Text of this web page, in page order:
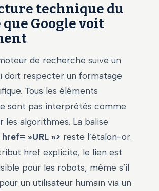
technique du
que Google voit
de recherche suive un
doit respecter un formatage
Tous les éléments
sont pas interprétés comme
les algorithmes. La balise
href= »URL »> reste l’étalon-or.
href explicite, le lien est
pour les robots, même s’il
un utilisateur humain via un